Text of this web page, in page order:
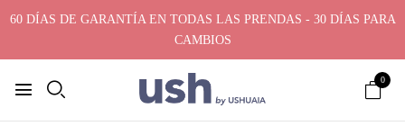
60 DÍAS DE GARANTÍA EN TODAS LAS PRENDAS - 30 DÍAS PARA
CAMBIOS
0